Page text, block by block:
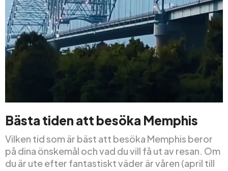
Bästa tiden att besöka Memphis
Vilken tid som är bäst att besöka Memphis beror
på dina önskemål och vad du vill få ut av resan. Om
du är ute efter fantastiskt väder är våren (april till